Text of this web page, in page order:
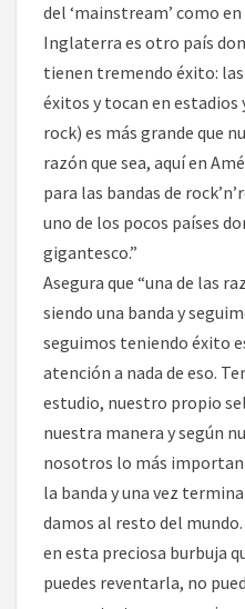
del ‘mainstream’ como
Inglaterra es otro país
tienen tremendo éxito:
éxitos y tocan en estadios
rock) es más grande que
razón que sea, aquí en
para las bandas de
uno de los pocos países
gigantesco.”
Asegura que “una de las
siendo una banda y
seguimos teniendo éxito
atención a nada de eso.
estudio, nuestro propio
nuestra manera y según
nosotros lo más
la banda y una vez
damos al resto del
en esta preciosa burbuja
puedes reventarla, no